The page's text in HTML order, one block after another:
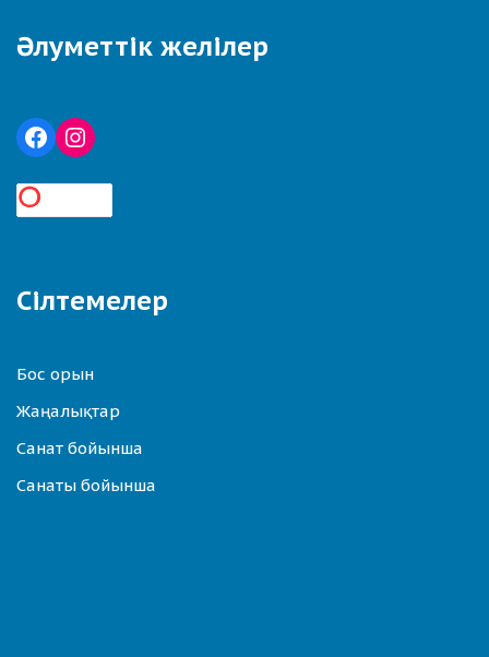
Әлуметтік желілер
Сілтемелер
Бос орын
Жаңалықтар
Санат бойынша
Санаты бойынша